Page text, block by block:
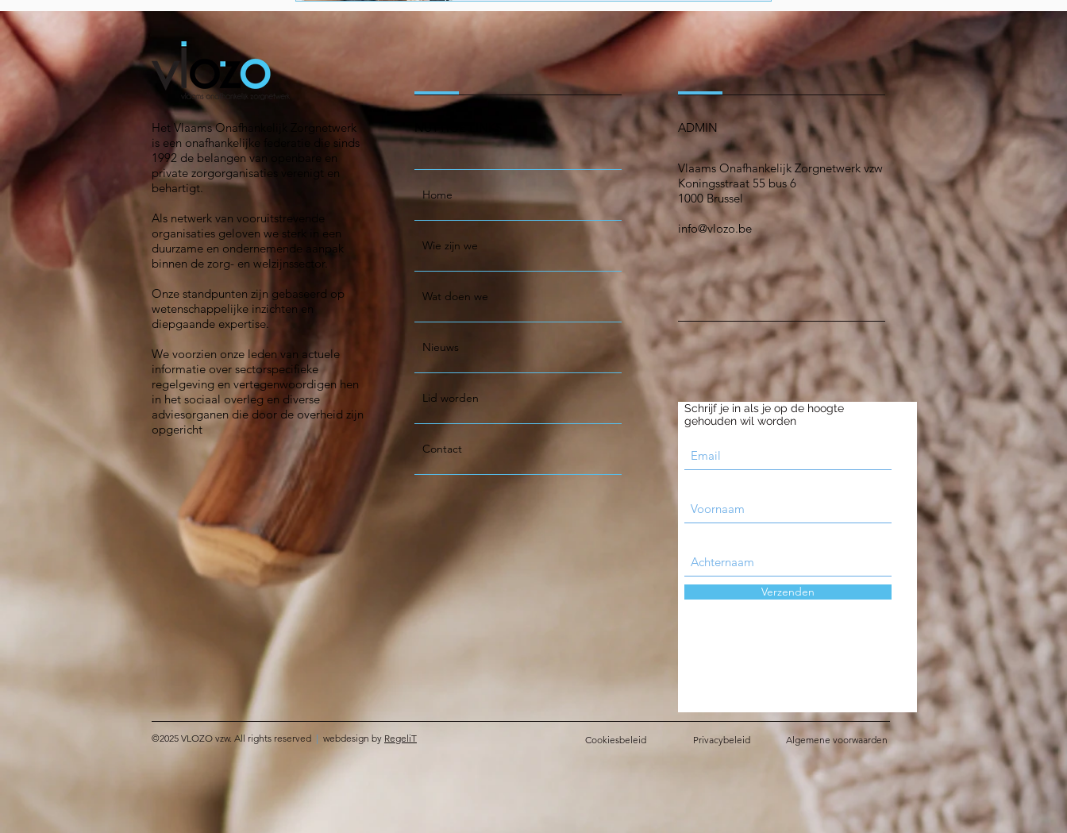
Het Vlaams Onafhankelijk Zorgnetwerk
is een onafhankelijke federatie die sinds
1992 de belangen van openbare en
private zorgorganisaties verenigt en
behartigt.
Als netwerk van vooruitstrevende
organisaties geloven we sterk in een
duurzame en ondernemende aanpak
binnen de zorg- en welzijnssector.
Onze standpunten zijn gebaseerd op
wetenschappelijke inzichten en
diepgaande expertise.
We voorzien onze leden van actuele
informatie over sectorspecifieke
regelgeving en vertegenwoordigen hen
in het sociaal overleg en diverse
adviesorganen die door de overheid zijn
opgericht
NUTTIGE LINKS
Home
Wie zijn we
Wat doen we
Nieuws
Lid worden
Contact
ADMIN
Vlaams Onafhankelijk Zorgnetwerk vzw
Koningsstraat 55 bus 6
1000 Brussel
info@vlozo.be
Schrijf je in als je op de hoogte
gehouden wil worden
Verzenden
©2025 VLOZO vzw. All rights reserved | webdesign by RegeliT Cookiesbeleid Privacybeleid Algemene voorwaarden